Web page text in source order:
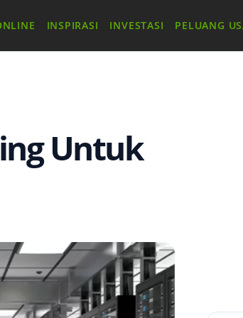
INSPIRASI INVESTASI PELUANG
Untuk